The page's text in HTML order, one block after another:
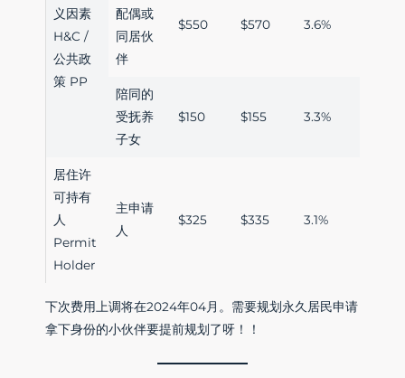
义因素
H&C /
公共政
策 PP
配偶或
同居伙
伴
$550 $570 3.6%
陪同的
受抚养
子女
$150 $155 3.3%
居住许
可持有
人
Permit
Holder
主申请
人
$325 $335 3.1%
下次费用上调将在2024年04月。需要规划永久居民申请
拿下身份的小伙伴要提前规划了呀！！